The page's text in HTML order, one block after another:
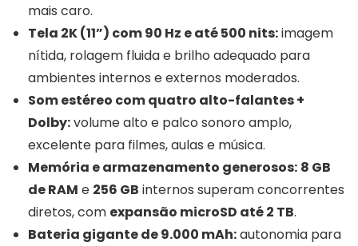
mais caro.
Tela 2K (11”) com 90 Hz e até 500 nits:imagem
nítida, rolagem fluida e brilho adequado para
ambientes internos e externos moderados.
Som estéreo com quatro alto-falantes +
Dolby:volume alto e palco sonoro amplo,
excelente para filmes, aulas e música.
Memória e armazenamento generosos: 8 GB
de RAM e 256 GB internos superam concorrentes
diretos, com expansão microSD até 2 TB.
Bateria gigante de 9.000 mAh:autonomia para